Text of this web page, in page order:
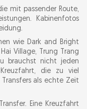
mit passender Route,
Kabinenfotos
wie Dark and Bright
Village, Trung Trang
brauchst nicht jeden
die zu viel
als echte Zeit
Eine Kreuzfahrt